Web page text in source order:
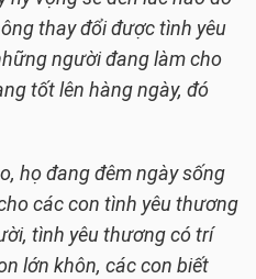
thay đổi được tình yêu
người đang làm cho
tốt lên hàng ngày, đó
họ đang đêm ngày sống
các con tình yêu thương
tình yêu thương có trí
lớn khôn, các con biết